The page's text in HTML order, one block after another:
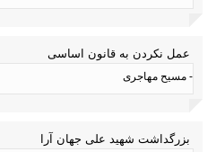
عمل نکردن به قانون اساسی
- مسیح مهاجری
بزرگداشت شهید علی جهان آرا